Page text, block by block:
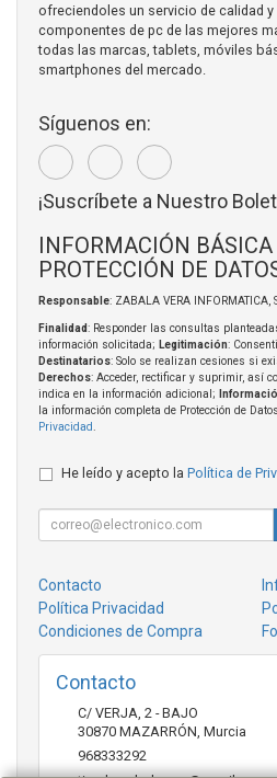
ofreciendoles un servicio de calidad
componentes de pc de las mejores
todas las marcas, tablets, móviles
smartphones del mercado.
Síguenos en:
¡Suscríbete a Nuestro
INFORMACIÓN BÁSICA
PROTECCIÓN DE
Responsable: ZABALA VERA INFORMATICA,
Finalidad: Responder las consultas
información solicitada; Legitimación:
Destinatarios: Solo se realizan cesiones si
Derechos: Acceder, rectificar y suprimir, así
indica en la información adicional;
la información completa de Protección de
Privacidad
He leído y acepto la Política de
Contacto
Política Privacidad
Condiciones de Compra
Contacto
C/ VERJA, 2 - BAJO
30870 MAZARRÓN Murcia
968333292